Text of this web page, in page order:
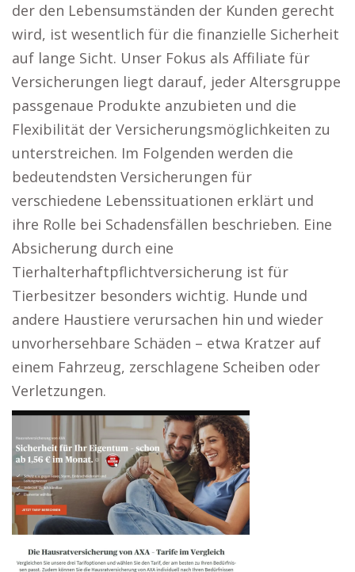
der den Lebensumständen der Kunden gerecht
wird, ist wesentlich für die finanzielle Sicherheit
auf lange Sicht. Unser Fokus als Affiliate für
Versicherungen liegt darauf, jeder Altersgruppe
passgenaue Produkte anzubieten und die
Flexibilität der Versicherungsmöglichkeiten zu
unterstreichen. Im Folgenden werden die
bedeutendsten Versicherungen für
verschiedene Lebenssituationen erklärt und
ihre Rolle bei Schadensfällen beschrieben. Eine
Absicherung durch eine
Tierhalterhaftpflichtversicherung ist für
Tierbesitzer besonders wichtig. Hunde und
andere Haustiere verursachen hin und wieder
unvorhersehbare Schäden – etwa Kratzer auf
einem Fahrzeug, zerschlagene Scheiben oder
Verletzungen.